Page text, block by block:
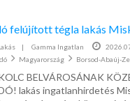
felújított tégla lakás
| Gamma Ingatlan
Magyarország Borsod-Abaúj-
BELVÁROSÁNAK
lakás ingatlanhirdetés